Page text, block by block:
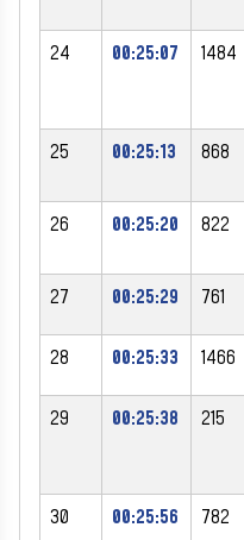
24 00:25:07 1484
25 00:25:13 868
26 00:25:20 822
27 00:25:29 761
28 00:25:33 1466
29 00:25:38 215
30 00:25:56 782